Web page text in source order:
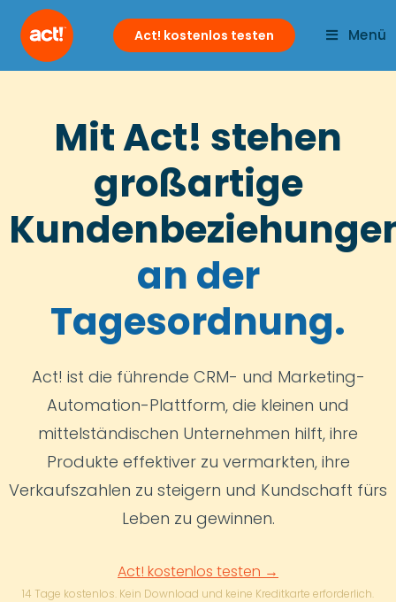
Menü
Act! kostenlos testen
Mit Act! stehen
großartige
an der
Tagesordnung.
Act! ist die führende CRM- und Marketing-
Automation-Plattform, die kleinen und
mittelständischen Unternehmen hilft, ihre
Produkte effektiver zu vermarkten, ihre
Verkaufszahlen zu steigern und Kundschaft fürs
Leben zu gewinnen.
Act! kostenlos testen →
14 Tage kostenlos. Kein Download und keine Kreditkarte erforderlich.